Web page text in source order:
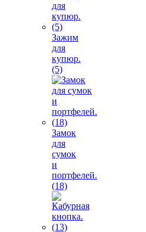
Зажим
для
купюр.
(5)
Замок
для
сумок
и
портфелей.
(18)